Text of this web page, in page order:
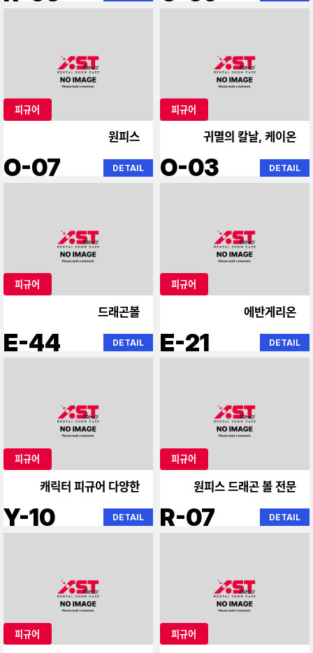
피규어
원피스
O-07 DETAIL
피규어
귀멸의 칼날, 케이온
O-03 DETAIL
피규어
드래곤볼
E-44 DETAIL
피규어
에반게리온
E-21 DETAIL
피규어
캐릭터 피규어 다양한
Y-10 DETAIL
피규어
원피스 드래곤 볼 전문
R-07 DETAIL
피규어 피규어